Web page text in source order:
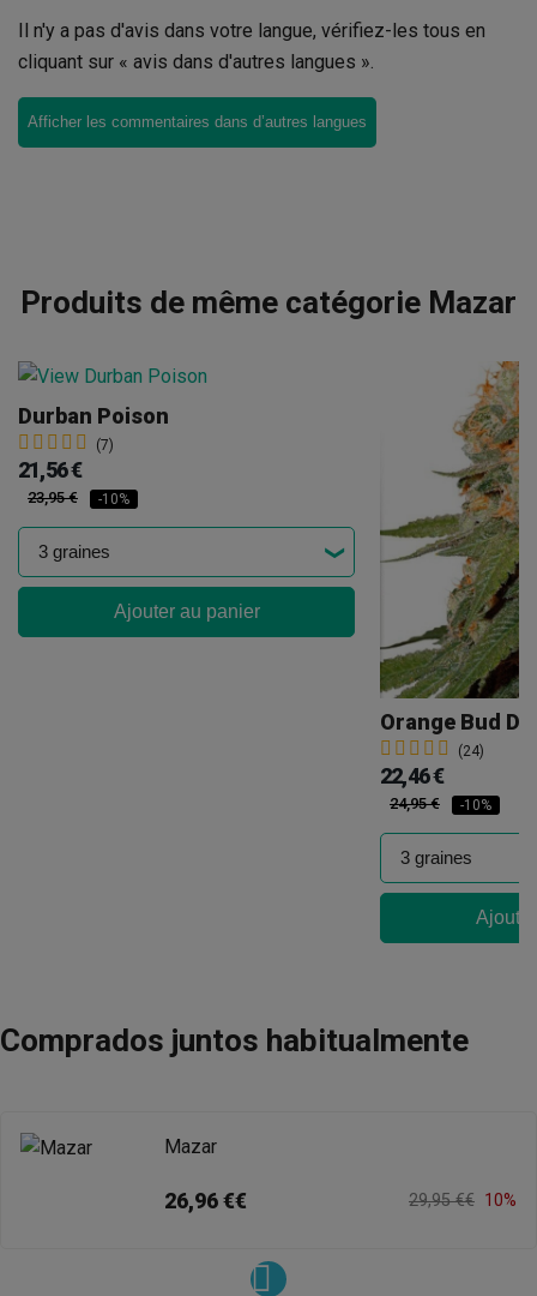
Il n'y a pas d'avis dans votre langue, vérifiez-les tous en
cliquant sur « avis dans d'autres langues ».
Afficher les commentaires dans d’autres langues
Produits de même catégorie Mazar
Durban Poison
(7)
21,56 €
23,95 € -10%
Ajouter au panier
Orange Bud
(24)
22,46 €
24,95 € -10%
Comprados juntos habitualmente
Mazar
26,96 €€ 29,95 €€ 10%